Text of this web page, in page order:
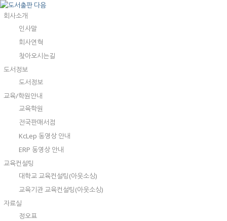
회사소개
인사말
회사연혁
찾아오시는길
도서정보
도서정보
교육/학원안내
교육학원
전국판매서점
KcLep 동영상 안내
ERP 동영상 안내
교육컨설팅
대학교 교육컨설팅(아웃소싱)
교육기관 교육컨설팅(아웃소싱)
자료실
정오표